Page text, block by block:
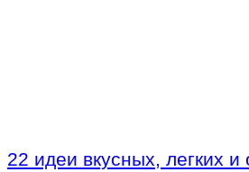
22 идеи вкусных, легких и